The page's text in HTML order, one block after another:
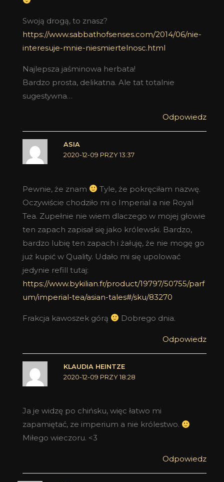
Swoją drogą, to znasz?
https://www.sabbathofsenses.com/2014/06/nie-
interesuje-mnie-niesmiertelnosc.html
Najlepsza jaśminowa herbata!
Bardzo prosta, delikatna. Ale tat totalnie
sugestywna…
Odpowiedz
ASIA
2020-12-09 PRZY 13:37
Pewnie, że znam
Tyle, że pokręciłam nazwę.
Oczywiście chodziło mi o Imperial a nie Royal
Tea. Zupełnie nie wiem dlaczego w mojej głowie
ten zapach zapisał się jako królewski. Bardzo,
bardzo lubię ten zapach i żałuję, że nie mogę go
już kupić w Quality. Udało mi się upolować
jedynie refill tutaj:
https://www.bykilian.fr/product/19797/50755/parf
um/imperial-tea/asian-tales#/sku/83270
Frakcja kawoszek górą Dobrego dnia.
Odpowiedz
KLAUDIA HEINTZE
2020-12-09 PRZY 18:28
Ja je widzę po chińsku, więc łatwo mi
zapamiętać, ze imperium a nie królestwo.
Miłego wieczoru. <3
Odpowiedz